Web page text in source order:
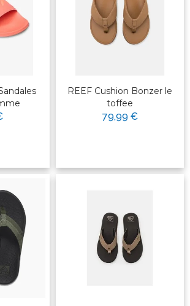
REEF Cushion Bonzer le
toffee
79,99 €